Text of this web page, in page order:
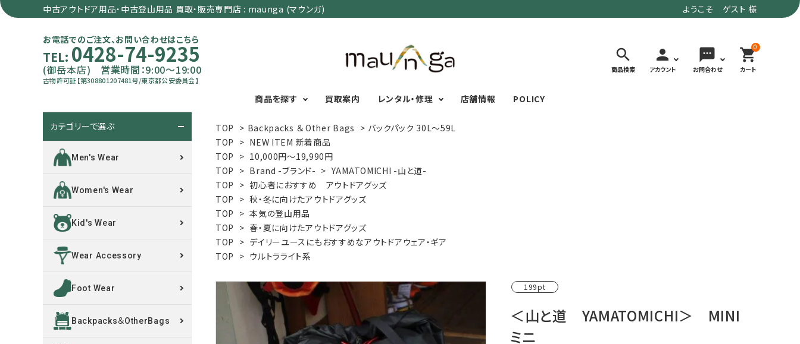
中古アウトドア用品・中古登山用品 買取・販売専門店 : maunga (マウンガ) ようこそ ゲスト 様
お電話でのご注文、お問い合わせはこちら
TEL: 0428-74-9235
(御岳本店) 営業時間：9:00～19:00
古物許可証【第308801207481号/東京都公安委員会】
search
商品検索
person
アカウント
sms
お問合わせ
0
shopping_cart
カート
商品を探す
カテゴリーで選ぶ
Men's Wear
Women's Wear
Kid's Wear
Wear Accessory
Foot Wear
Backpacks＆
Cooking Gear
Sleeping Gear
Tent ＆ Shelter
Camping Gear
サイズで選ぶ
MENS
XXSXSSMLXL
テント泊山行に向けたギ
買取案内 レンタル・修理 店舗情報 POLICY
レンタル・修理
TOP > Backpacks ＆ Other Bags > バックパック 30L～59L
TOP > NEW ITEM 新着商品
TOP > 10,000円～19,990円
TOP > Brand -ブランド- > YAMATOMICHI -山と道-
TOP > 初心者におすすめ アウトドアグッズ
TOP > 秋・冬に向けたアウトドアグッズ
TOP > 本気の登山用品
TOP > 春・夏に向けたアウトドアグッズ
TOP > デイリーユースにもおすすめなアウトドアウェア・ギア
TOP > ウルトラライト系
199pt
＜山と道 YAMATOMICHI＞ MINI
ミニ
カテゴリーで選ぶ
Men's Wear
Women's Wear
Kid's Wear
Wear Accessory
Foot Wear
Backpacks＆OtherBags